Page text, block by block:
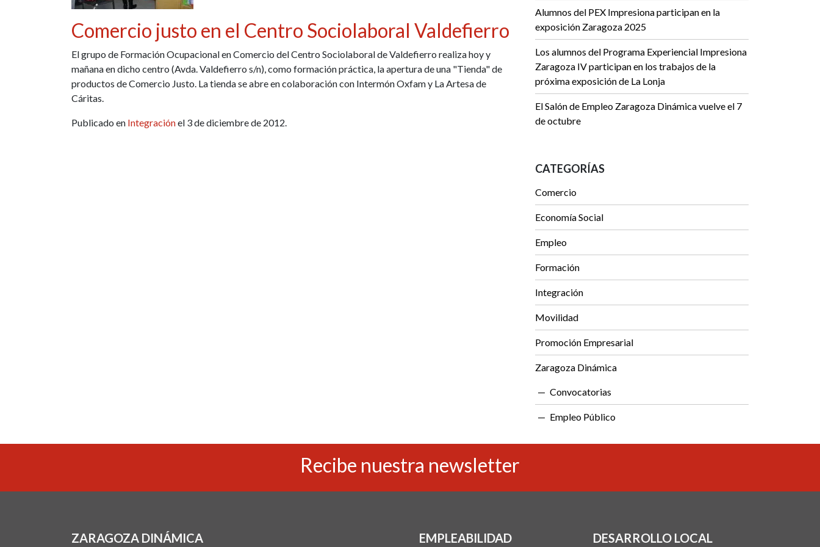
Comercio justo en el Centro Sociolaboral Valdefierro
El grupo de Formación Ocupacional en Comercio del Centro Sociolaboral de Valdefierro realiza hoy y
mañana en dicho centro (Avda. Valdefierro s/n), como formación práctica, la apertura de una "Tienda" de
productos de Comercio Justo. La tienda se abre en colaboración con Intermón Oxfam y La Artesa de
Cáritas.
Publicado en Integraciónel 3 de diciembre de 2012.
Alumnos del PEX Impresiona participan en la
exposición Zaragoza 2025
Los alumnos del Programa Experiencial Impresiona
Zaragoza IV participan en los trabajos de la
próxima exposición de La Lonja
El Salón de Empleo Zaragoza Dinámica vuelve el 7
de octubre
CATEGORÍAS
Comercio
Economía Social
Empleo
Formación
Integración
Movilidad
Promoción Empresarial
Zaragoza Dinámica
Convocatorias
Empleo Público
Recibe nuestra newsletter
ZARAGOZA DINÁMICA EMPLEABILIDAD DESARROLLO LOCAL